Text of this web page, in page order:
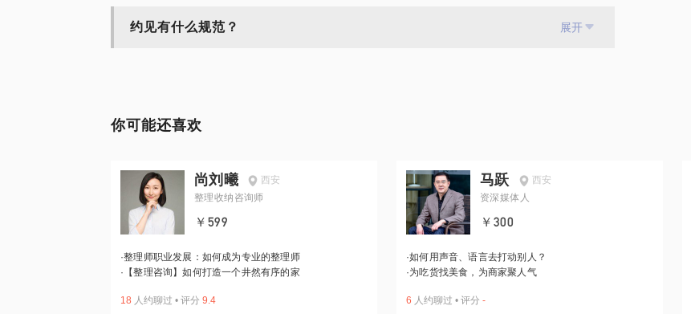
约见有什么规范？ 展开
你可能还喜欢
尚刘曦
西安
整理收纳咨询师
￥599
·整理师职业发展：如何成为专业的整理师
· 【整理咨询】如何打造一个井然有序的家
18 人约聊过 • 评分 9.4
马跃
西安
资深媒体人
￥300
·如何用声音、语言去打动别人？
·为吃货找美食，为商家聚人气
6 人约聊过 • 评分 -